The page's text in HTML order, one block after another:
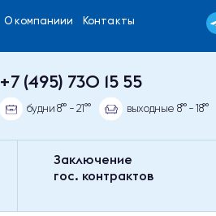
О компаниии Контакты
+7 (495) 730 15 55
будни 8°° - 21°° выходные 8°° - 18°°
Заключение
гос. контрактов